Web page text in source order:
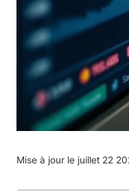
Mise à jour le juillet 22